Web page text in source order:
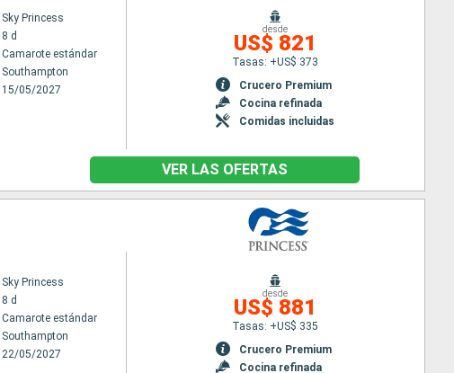
Sky Princess
8 d
Camarote estándar
Southampton
15/05/2027
desde
US$ 821
Tasas: +US$ 373
Crucero Premium
Cocina refinada
Comidas incluidas
VER LAS OFERTAS
Sky Princess
8 d
Camarote estándar
Southampton
22/05/2027
desde
US$ 881
Tasas: +US$ 335
Crucero Premium
Cocina refinada